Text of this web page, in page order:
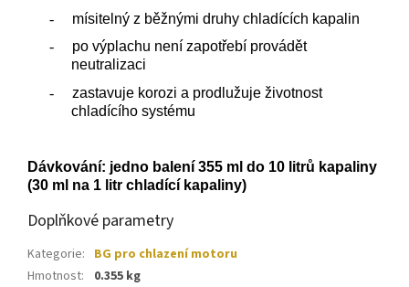
-
mísitelný z běžnými druhy chladících kapalin
-
po výplachu není zapotřebí provádět
neutralizaci
-
zastavuje korozi a prodlužuje životnost
chladícího systému
Dávkování: jedno balení 355 ml do 10 litrů kapaliny
(30 ml na 1 litr chladící kapaliny)
Doplňkové parametry
Kategorie: BG pro chlazení motoru
Hmotnost: 0.355 kg